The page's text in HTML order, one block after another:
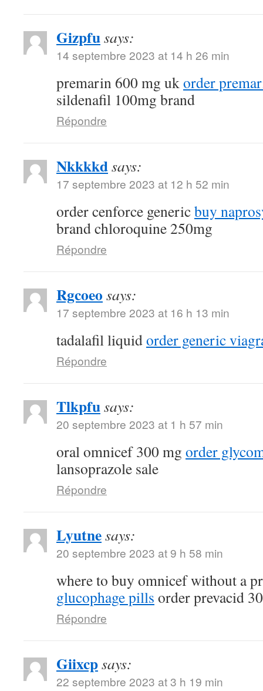
Gizpfusays:
14 septembre 2023 at 14 h 26 min
premarin 600 mg uk order
sildenafil 100mg brand
Répondre
Nkkkkdsays:
17 septembre 2023 at 12 h 52 min
order cenforce genericbuy
brand chloroquine 250mg
Répondre
Rgcoeo says:
17 septembre 2023 at 16 h 13 min
tadalafil liquidorder generic
Répondre
Tlkpfusays:
20 septembre 2023 at 1 h 57 min
oral omnicef 300 mg order
lansoprazole sale
Répondre
Lyutnesays:
20 septembre 2023 at 9 h 58 min
where to buy omnicef without a
glucophage pills order prevacid
Répondre
Giixcpsays:
22 septembre 2023 at 3 h 19 min